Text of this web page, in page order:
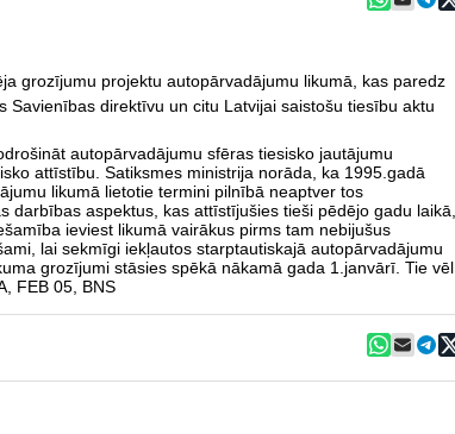
grozījumu projektu autopārvadājumu likumā, kas paredz
Savienības direktīvu un citu Latvijai saistošu tiesību aktu
autopārvadājumu sfēras tiesisko jautājumu
attīstību. Satiksmes ministrija norāda, ka 1995.gadā
likumā lietotie termini pilnībā neaptver tos
darbības aspektus, kas attīstījušies tieši pēdējo gadu laikā,
ieviest likumā vairākus pirms tam nebijušus
lai sekmīgi iekļautos starptautiskajā autopārvadājumu
grozījumi stāsies spēkā nākamā gada 1.janvārī. Tie vēl
FEB 05, BNS